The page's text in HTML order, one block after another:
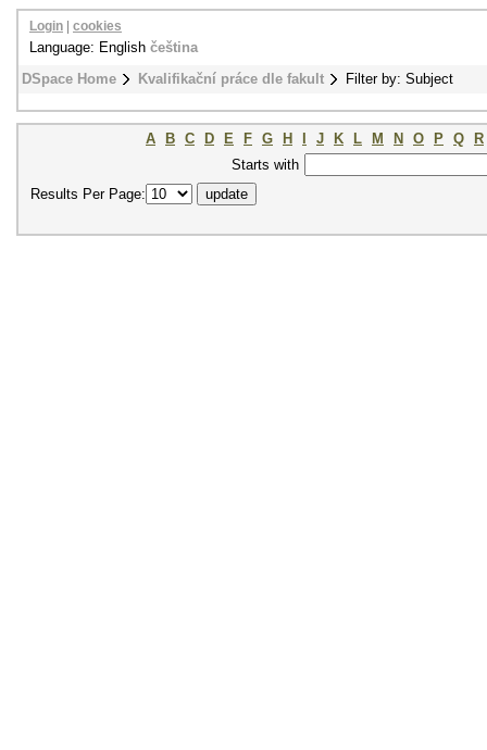
DSpace Home Kvalifikační práce dle fakult Filter by: Subject
Login cookies
Language: English čeština
A B C D E F G H J K L M N O P Q
R
Starts with
Results Per Page: